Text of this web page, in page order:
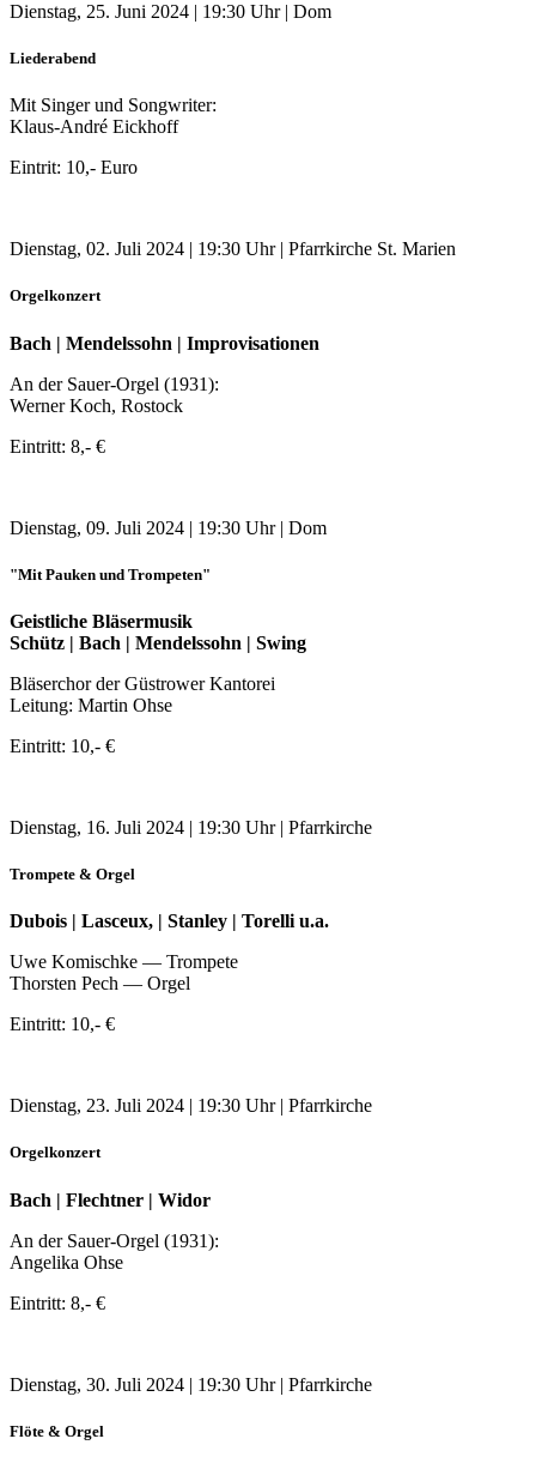
Dienstag, 25. Juni 2024 | 19:30 Uhr | Dom
Liederabend
Mit Singer und Songwriter:
Klaus-André Eickhoff
Eintrit: 10,- Euro
Dienstag, 02. Juli 2024 | 19:30 Uhr | Pfarrkirche St. Marien
Orgelkonzert
Bach | Mendelssohn | Improvisationen
An der Sauer-Orgel (1931):
Werner Koch, Rostock
Eintritt: 8,- €
Dienstag, 09. Juli 2024 | 19:30 Uhr | Dom
"Mit Pauken und Trompeten"
Geistliche Bläsermusik
Schütz | Bach | Mendelssohn | Swing
Bläserchor der Güstrower Kantorei
Leitung: Martin Ohse
Eintritt: 10,- €
Dienstag, 16. Juli 2024 | 19:30 Uhr | Pfarrkirche
Trompete & Orgel
Dubois | Lasceux, | Stanley | Torelli u.a.
Uwe Komischke — Trompete
Thorsten Pech — Orgel
Eintritt: 10,- €
Dienstag, 23. Juli 2024 | 19:30 Uhr | Pfarrkirche
Orgelkonzert
Bach | Flechtner | Widor
An der Sauer-Orgel (1931):
Angelika Ohse
Eintritt: 8,- €
Dienstag, 30. Juli 2024 | 19:30 Uhr | Pfarrkirche
Flöte & Orgel